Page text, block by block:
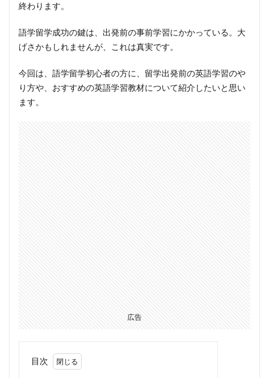
終わります。
語学留学成功の鍵は、 出発前の事前学習にかかっている。大
げさかもしれませんが、これは真実です。
今回は、語学留学初心者の方に、留学出発前の英語学習のや
り方や、おすすめの英語学習教材について紹介したいと思い
ます。
広告
目次